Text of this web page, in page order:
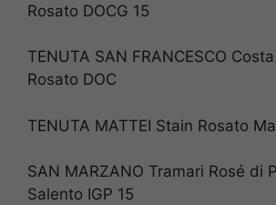
Rosato DOCG 15
TENUTA SAN FRANCESCO Costa
Rosato DOC
TENUTA MATTEI Stain Rosato
SAN MARZANO Tramari Rosé di
Salento IGP 15